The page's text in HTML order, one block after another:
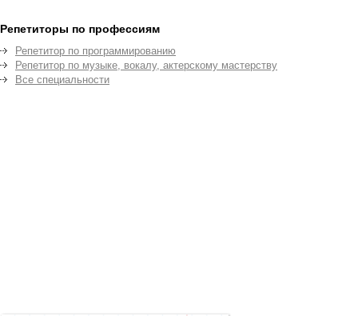
Репетиторы по профессиям
Репетитор по программированию
Репетитор по музыке, вокалу, актерскому мастерству
Все специальности